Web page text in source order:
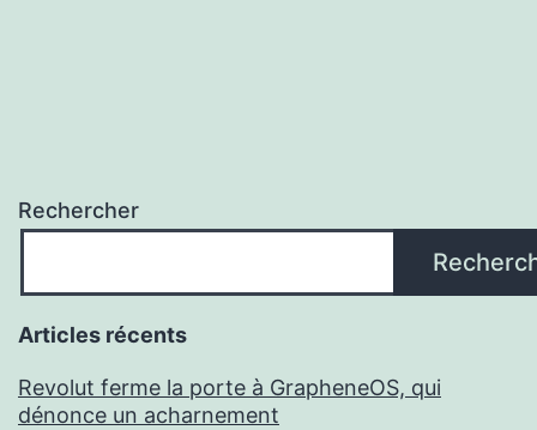
Rechercher
Articles récents
Revolut ferme la porte à GrapheneOS, qui
dénonce un acharnement